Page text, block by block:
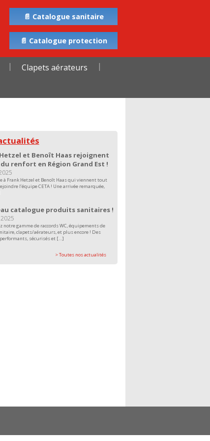
📄 Catalogue sanitaire
📄 Catalogue protection
Clapets aérateurs
et Benoît Haas rejoignent
du renfort en Région Grand Est !
à Frank Hetzel et Benoît Haas qui viennent tout
l’équipe CETA ! Une arrivée remarquée,
catalogue produits sanitaires !
notre gamme de raccords WC, équipements de
clapets/aérateurs, et plus encore ! Des
sécurisés et […]
> Toutes nos actualités